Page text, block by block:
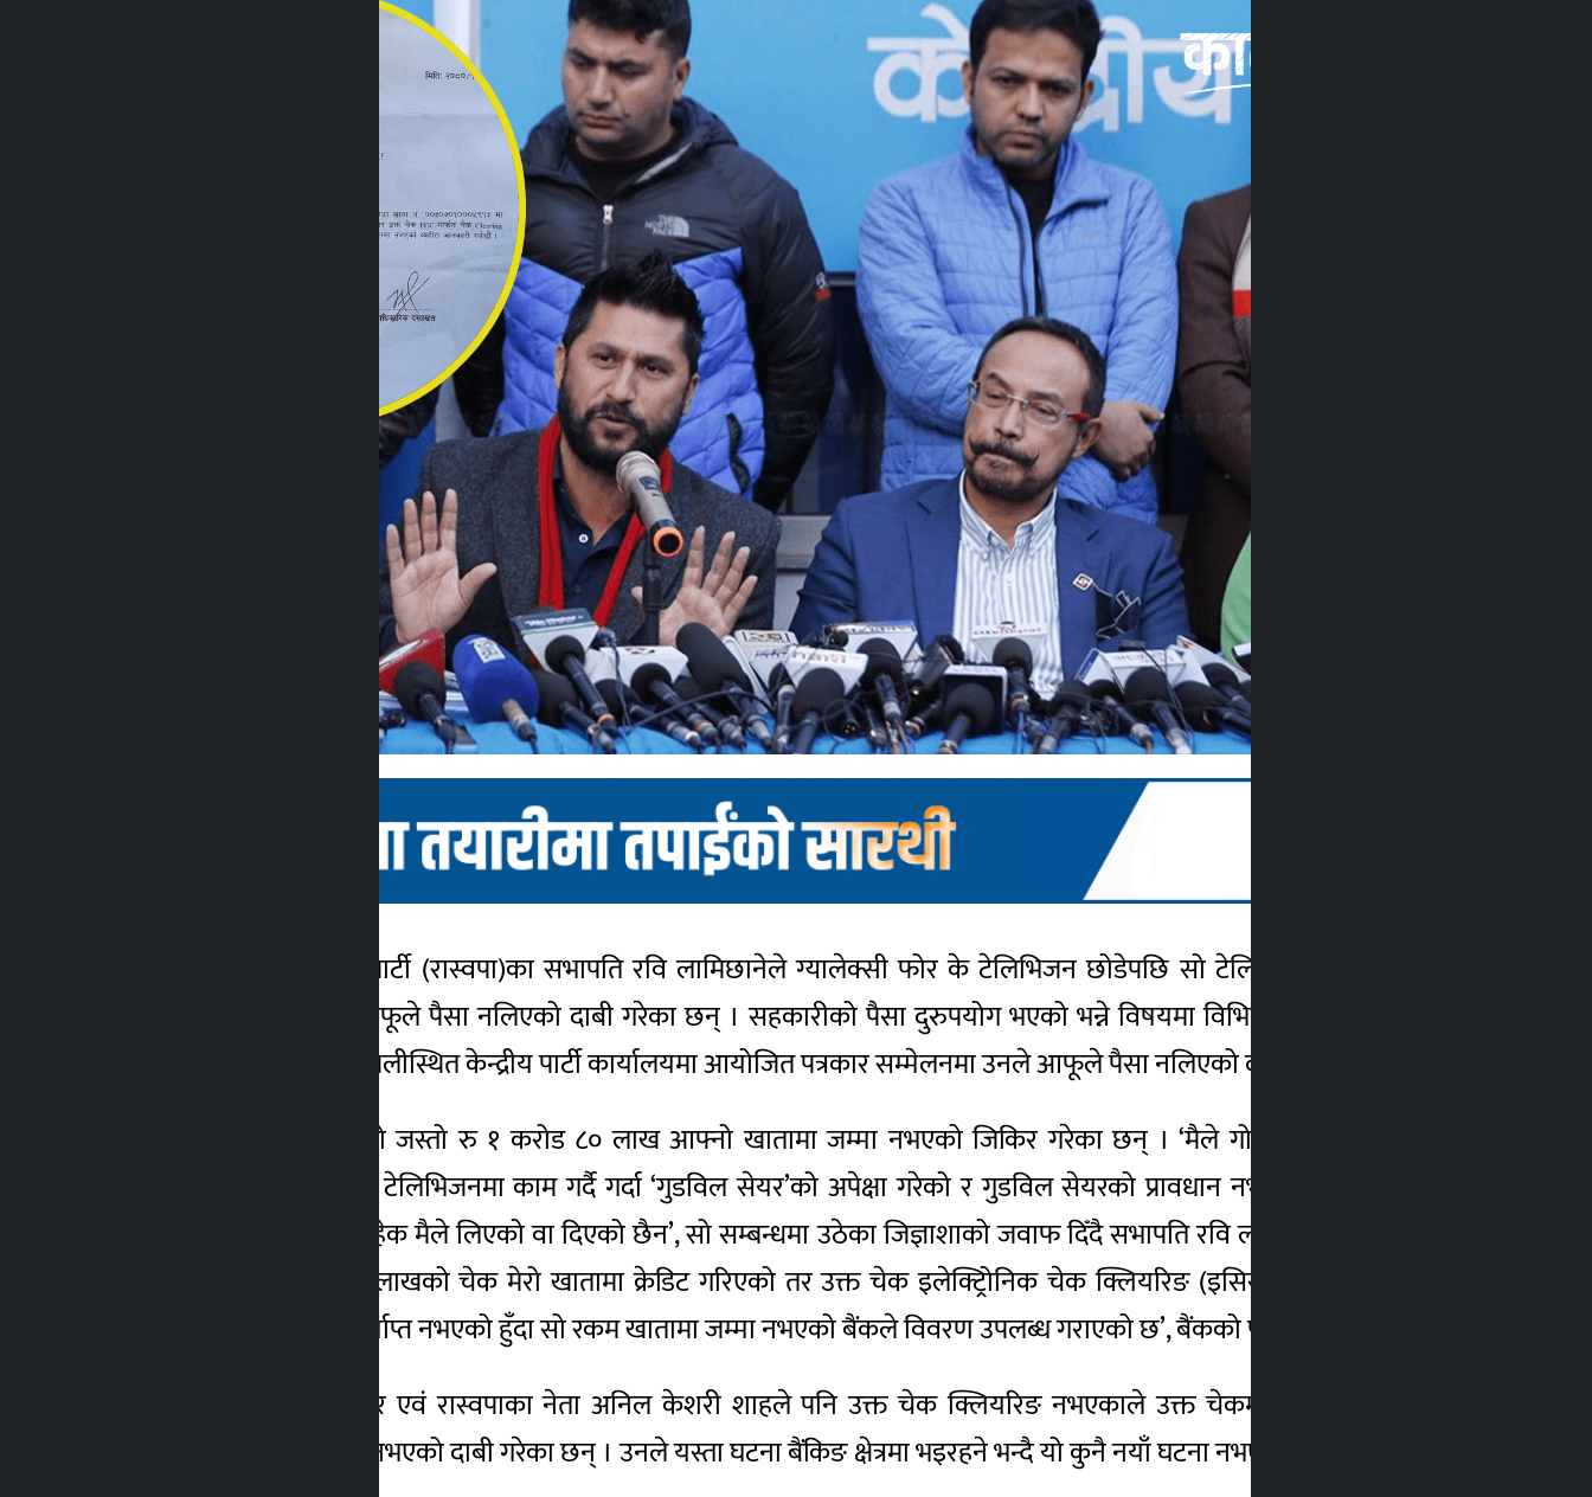
काठमाडौँ । राष्ट्रिय स्वतन्त्र पार्टी (रास्वपा)का सभापति रवि लामिछानेले ग्यालेक्सी फोर के टेलिभिजन छोडेपछि सो टेलिभिजनमा भएको आफ्नो १५
प्रतिशत सेयर बिक्रीबापत आफूले पैसा नलिएको दाबी गरेका छन् । सहकारीको पैसा दुरुपयोग भएको भन्ने विषयमा विभिन्न सञ्चार माध्यममा प्रकाशित
समाचारको खण्डन गर्दै वनस्थलीस्थित केन्द्रीय पार्टी कार्यालयमा आयोजित पत्रकार सम्मेलनमा उनले आफूले पैसा नलिएको दाबी गरेका हुन् ।
उनले सञ्चारमाध्यममा आएको जस्तो रु १ करोड ८० लाख आफ्नो खातामा जम्मा नभएको जिकिर गरेका छन् । ‘मैले गोर्खा मिडिया नेटवर्क अन्तर्गत
सञ्चालित ग्यालेक्सी फोर के टेलिभिजनमा काम गर्दै गर्दा ‘गुडविल सेयर’को अपेक्षा गरेको र गुडविल सेयरको प्रावधान नभएकाले त्यसलाई प्रणालीमा
ल्याउनका लागि गरिएका बाहेक मैले लिएको वा दिएको छैन’, सो सम्बन्धमा उठेका जिज्ञाशाको जवाफ दिँदै सभापति रवि लामिछानेले भने । ‘सन् २०२२
जुन १७ मा रु १ करोड ८० लाखको चेक मेरो खातामा क्रेडिट गरिएको तर उक्त चेक इलेक्ट्रिोनिक चेक क्लियरिङ (इसिसी)मार्फत चेक क्लियरिङमा
पठाउँदा सो खातामा रकम पर्याप्त नभएको हुँदा सो रकम खातामा जम्मा नभएको बैंकले विवरण उपलब्ध गराएको छ’, बैंकको पत्र देखाउँदै उनले भने ।
पत्रकार सम्मेलनमा पूर्व बैंकर एवं रास्वपाका नेता अनिल केशरी शाहले पनि उक्त चेक क्लियरिङ नभएकाले उक्त चेकमा उल्लेखित रकम सभापति
लामिछानेको खातामा जम्मा नभएको दाबी गरेका छन् । उनले यस्ता घटना बैंकिङ क्षेत्रमा भइरहने भन्दै यो कुनै नयाँ घटना नभएकोसमेत उल्लेख गरेका छन्